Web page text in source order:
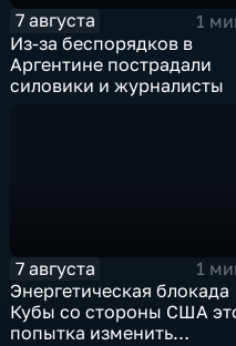
7 августа
1
Из-за беспорядков в
Аргентине пострадали
силовики и журналисты
7 августа
1
Энергетическая блокада
Кубы со стороны США
попытка изменить